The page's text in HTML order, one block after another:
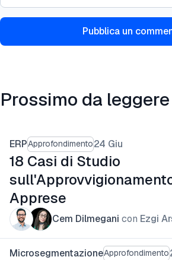
Pubblica un
Prossimo da leggere
ERPApprofondimento24 Giu
18 Casi di Studio
Apprese
Cem Dilmegani con Ezgi
MicrosegmentazioneApprofondimento